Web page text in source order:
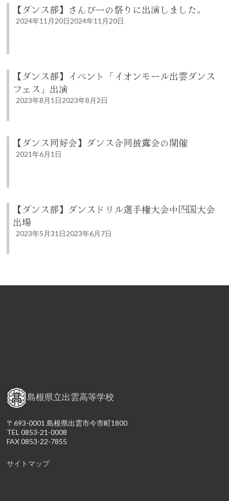
【ダンス部】さんぴーの祭りに出演しました。
2024年11月20日2024年11月20日
【ダンス部】イベント「イオンモール出雲ダンス
フェス」出演
2023年8月1日2023年8月2日
【ダンス同好会】ダンス合同披露会の開催
2021年6月1日
【ダンス部】ダンスドリル選手権大会中四国大会
出場
2023年5月31日2023年6月7日
島根県立出雲高等学校
〒693-0001 島根県出雲市今市町1800
TEL 0853-21-0008
FAX 0853-22-7855
サイトマップ